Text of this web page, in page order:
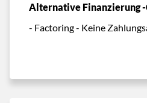
Alternative Finanzierung -
- Factoring - Keine